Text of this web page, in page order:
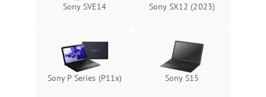
Sony SVE14 Sony SX12 (2023)
Sony P Series (P11x) Sony S15